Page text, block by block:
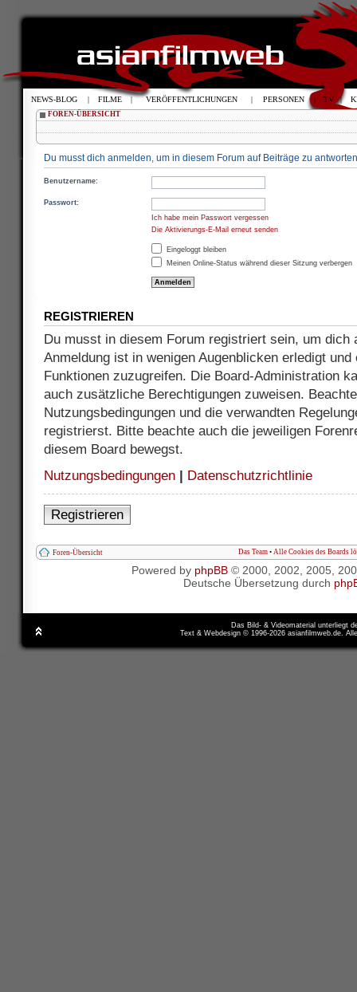
FOREN-ÜBERSICHT
Du musst dich anmelden, um in diesem Forum auf Beiträge zu
Benutzername:
Passwort:
Ich habe mein Passwort vergessen
Die Aktivierungs-E-Mail erneut senden
Eingeloggt bleiben
Meinen Online-Status während dieser Sitzung verbergen
REGISTRIEREN
Du musst in diesem Forum registriert sein, um dich
Anmeldung ist in wenigen Augenblicken erledigt
Funktionen zuzugreifen. Die Board-Administration
auch zusätzliche Berechtigungen zuweisen.
Nutzungsbedingungen und die verwandten
registrierst. Bitte beachte auch die jeweiligen
diesem Board bewegst.
Nutzungsbedingungen
Datenschutzrichtlinie
Registrieren
Foren-Übersicht Das Team • Alle Cookies des Boards
Powered by phpBB© 2000, 2002, 2005,
Deutsche Übersetzung durch
Das Bild- & Videomaterial unterliegt
Text & Webdesign © 1996-2026 asianfilmweb.de.
NEWS-BLOG | FILME | VERÖFFENTLICHUNGEN | PERSONEN | TV |